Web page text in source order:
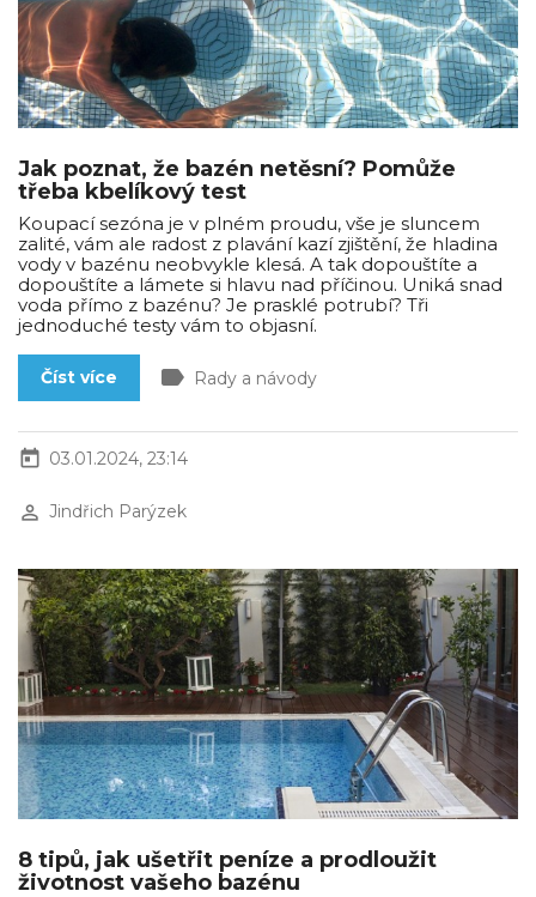
Jak poznat, že bazén netěsní? Pomůže
třeba kbelíkový test
Koupací sezóna je v plném proudu, vše je sluncem
zalité, vám ale radost z plavání kazí zjištění, že hladina
vody v bazénu neobvykle klesá. A tak dopouštíte a
dopouštíte a lámete si hlavu nad příčinou. Uniká snad
voda přímo z bazénu? Je prasklé potrubí? Tři
jednoduché testy vám to objasní.
Číst více label Rady a návody
today 03.01.2024, 23:14
perm_identity Jindřich Parýzek
8 tipů, jak ušetřit peníze a prodloužit
životnost vašeho bazénu